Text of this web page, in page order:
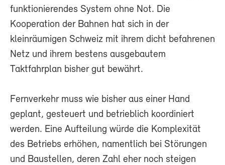
funktionierendes System ohne Not. Die
Kooperation der Bahnen hat sich in der
kleinräumigen Schweiz mit ihrem dicht befahrenen
Netz und ihrem bestens ausgebautem
Taktfahrplan bisher gut bewährt.
Fernverkehr muss wie bisher aus einer Hand
geplant, gesteuert und betrieblich koordiniert
werden. Eine Aufteilung würde die Komplexität
des Betriebs erhöhen, namentlich bei Störungen
und Baustellen, deren Zahl eher noch steigen